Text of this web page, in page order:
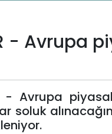
- Avrupa
Avrupa
soluk